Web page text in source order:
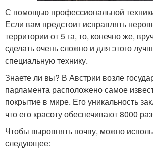
С помощью профессиональной
Если вам предстоит исправлять
территории от 5 га, то, конечно же,
сделать очень сложно и для этого
специальную технику.
Знаете ли вы? В Австрии возле
парламента расположено самое
покрытие в мире. Его уникальность
что его красоту обеспечивают 8000
Чтобы выровнять почву, можно
следующее: